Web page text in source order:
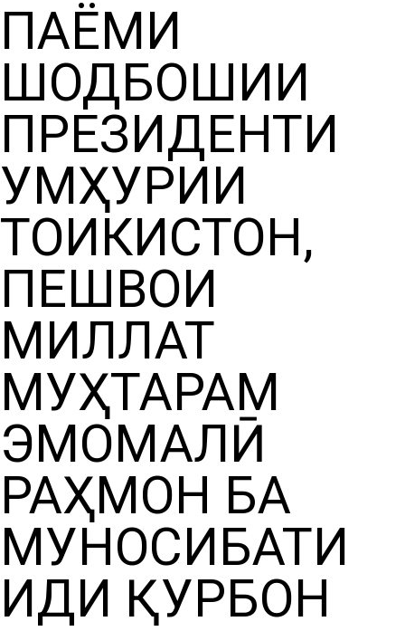
ПАЁМИ
ШОДБОШИИ
ПРЕЗИДЕНТИ
ҶУМҲУРИИ
ТОҶИКИСТОН,
ПЕШВОИ
МИЛЛАТ
МУҲТАРАМ
ЭМОМАЛӢ
РАҲМОН БА
МУНОСИБАТИ
ИДИ ҚУРБОН